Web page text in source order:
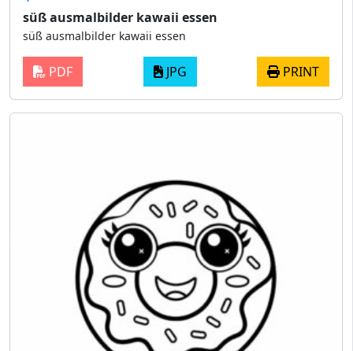
süß ausmalbilder kawaii essen
süß ausmalbilder kawaii essen
PDF JPG PRINT